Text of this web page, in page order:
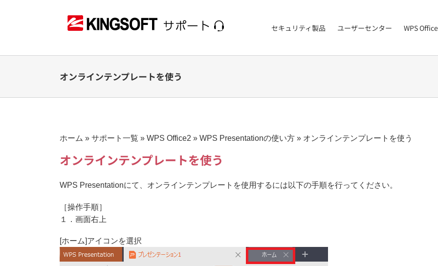
セキュリティ製品 ユーザーセンター WPS
オンラインテンプレートを使う
ホーム » サポート一覧 » WPS Office2 » WPS Presentationの使い方 » オンラインテンプレートを使う
オンラインテンプレートを使う
WPS Presentationにて、オンラインテンプレートを使用するには以下の手順を行ってください。
［操作手順］
１．画面右上
[ホーム]アイコンを選択